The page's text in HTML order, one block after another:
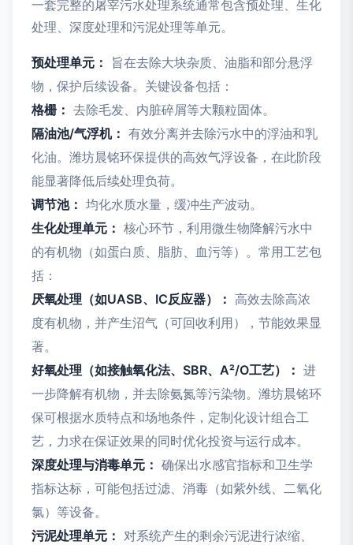
一套完整的屠宰污水处理系统通常包含预处理、生化
处理、深度处理和污泥处理等单元。
预处理单元：
旨在去除大块杂质、油脂和部分悬浮
物，保护后续设备。关键设备包括：
格栅： 去除毛发、内脏碎屑等大颗粒固体。
隔油池/气浮机： 有效分离并去除污水中的浮油和乳
化油。潍坊晨铭环保提供的高效气浮设备，在此阶段
能显著降低后续处理负荷。
调节池： 均化水质水量，缓冲生产波动。
生化处理单元： 核心环节，利用微生物降解污水中
的有机物（如蛋白质、脂肪、血污等）。常用工艺包
括：
厌氧处理（如UASB、IC反应器）： 高效去除高浓
度有机物，并产生沼气（可回收利用），节能效果显
著。
好氧处理（如接触氧化法、SBR、A²/O工艺）： 进
一步降解有机物，并去除氨氮等污染物。潍坊晨铭环
保可根据水质特点和场地条件，定制化设计组合工
艺，力求在保证效果的同时优化投资与运行成本。
深度处理与消毒单元： 确保出水感官指标和卫生学
指标达标，可能包括过滤、消毒（如紫外线、二氧化
氯）等设备。
污泥处理单元： 对系统产生的剩余污泥进行浓缩、